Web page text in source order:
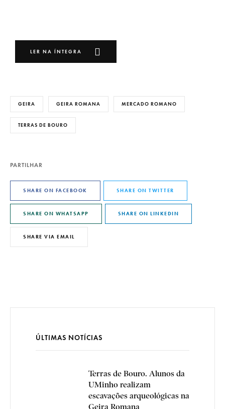
LER NA ÍNTEGRA
GEIRA GEIRA ROMANA MERCADO ROMANO
TERRAS DE BOURO
PARTILHAR
SHARE ON FACEBOOK SHARE ON TWITTER
SHARE ON WHATSAPP SHARE ON LINKEDIN
SHARE VIA EMAIL
ÚLTIMAS NOTÍCIAS
Terras de Bouro. Alunos da
UMinho realizam
escavações arqueológicas na
Geira Romana